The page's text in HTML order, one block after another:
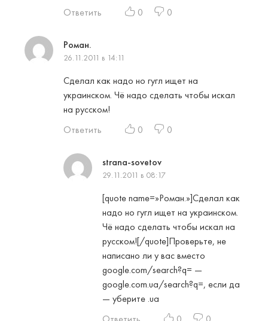
Ответить
0 0
Роман.
26.11.2011 в 14:11
Сделал как надо но гугл ищет на
украинском. Чё надо сделать чтобы искал
на русском!
Ответить
0 0
strana-sovetov
29.11.2011 в 08:17
[quote name=»Роман.»]Сделал как
надо но гугл ищет на украинском.
Чё надо сделать чтобы искал на
русском![/quote]Проверьте, не
написано ли у вас вместо
google.com/search?q= —
google.com.ua/search?q=, если да
— уберите .ua